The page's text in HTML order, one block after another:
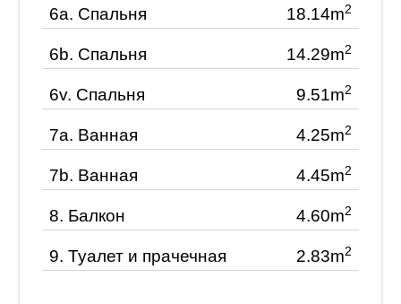
6a. Спальня 18.14m2
6b. Спальня 14.29m2
6v. Спальня 9.51m2
7a. Ванная 4.25m2
7b. Ванная 4.45m2
8. Балкон 4.60m2
9. Туалет и прачечная 2.83m2